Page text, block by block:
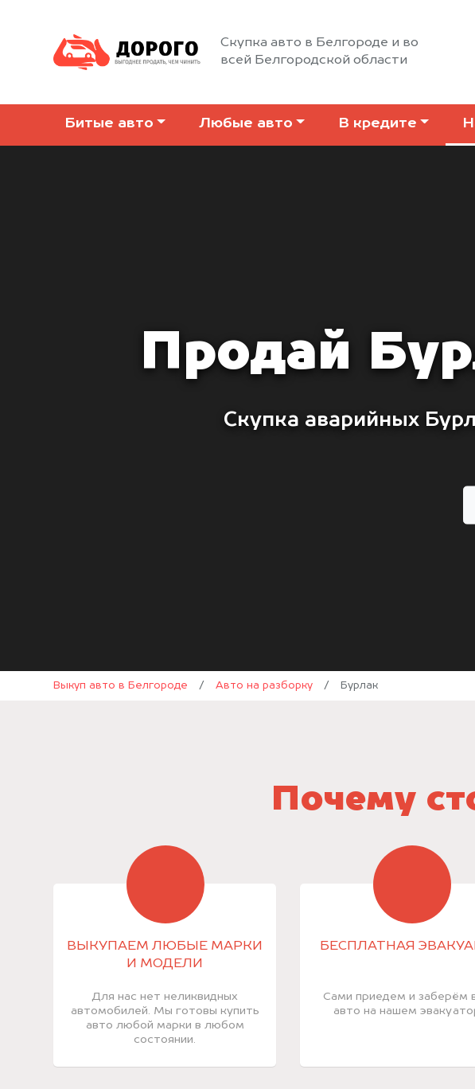
Скупка авто в Белгороде и во
всей Белгородской области
Битые авто Любые авто В кредите
Продай
Скупка аварийных
Выкуп авто в Белгороде / Авто на разборку / Бурлак
Почему
ВЫКУПАЕМ ЛЮБЫЕ МАРКИ
И МОДЕЛИ
Для нас нет неликвидных
автомобилей. Мы готовы купить
авто любой марки в любом
состоянии.
БЕСПЛАТНАЯ
Сами приедем и заберём
авто на нашем